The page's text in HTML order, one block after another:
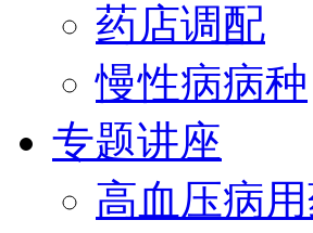
药店调配
慢性病病种
专题讲座
高血压病